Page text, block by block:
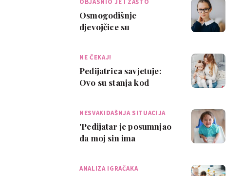
OBJASNIO JE I ZAŠTO
Osmogodišnje
djevojčice su
potvrdio ped…
NE ČEKAJ!
Pedijatrica savjetuje:
Ovo su stanja kod
NESVAKIDAŠNJA SITUACIJA
'Pedijatar je posumnjao
da moj sin ima
ANALIZA IGRAČAKA